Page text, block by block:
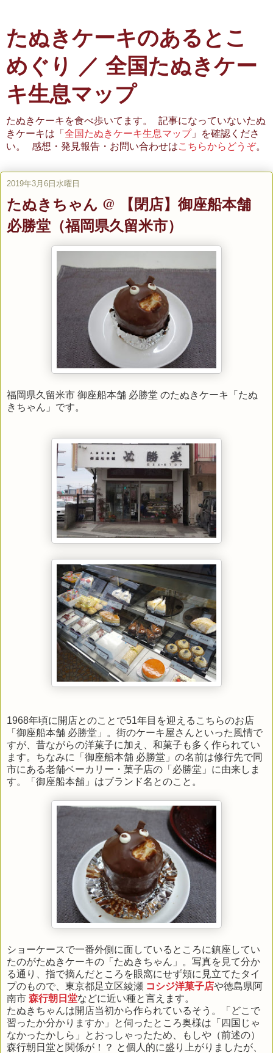
たぬきケーキのあるとこ
めぐり ／ 全国たぬきケー
キ生息マップ
たぬきケーキを食べ歩いてます。 記事になっていないたぬ
きケーキは「 全国たぬきケーキ生息マップ」を確認くださ
い。 感想・発見報告・お問い合わせはこちらからどうぞ。
2019年3月6日水曜日
たぬきちゃん @ 【閉店】御座船本舗
必勝堂（福岡県久留米市）
福岡県久留米市 御座船本舗 必勝堂 のたぬきケーキ「たぬ
きちゃん」です。
1968年頃に開店とのことで51年目を迎えるこちらのお店
「御座船本舗 必勝堂」。街のケーキ屋さんといった風情で
すが、昔ながらの洋菓子に加え、和菓子も多く作られてい
ます。ちなみに「御座船本舗 必勝堂」の名前は修行先で同
市にある老舗ベーカリー・菓子店の「必勝堂」に由来しま
す。「御座船本舗」はブランド名とのこと。
ショーケースで一番外側に面しているところに鎮座してい
たのがたぬきケーキの「たぬきちゃん」。写真を見て分か
る通り、指で摘んだところを眼窩にせず頬に見立てたタイ
プのもので、東京都足立区綾瀬 コシジ洋菓子店や徳島県阿
南市 森行朝日堂などに近い種と言えます。
たぬきちゃんは開店当初から作られているそう。「どこで
習ったか分かりますか」と伺ったところ奥様は「四国じゃ
なかったかしら」とおっしゃったため、もしや（前述の）
森行朝日堂と関係が！？ と個人的に盛り上がりましたが、